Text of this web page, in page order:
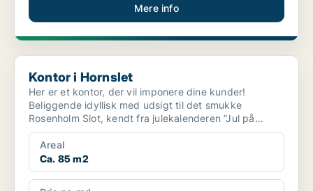
Mere info
Kontor i Hornslet
Kontor i Hornslet
Her er et kontor, der vil imponere dine kunder!
Beliggende idyllisk med udsigt til det smukke
Rosenholm Slot, kendt fra julekalenderen ”Jul på
Slottet”. Lige...
Areal
Ca. 85 m2